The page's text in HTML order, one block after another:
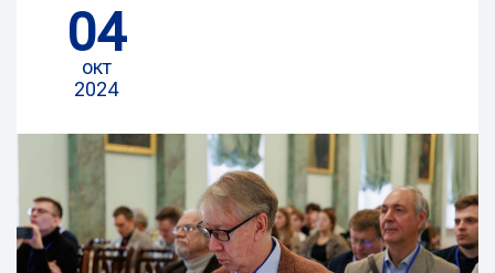
04
окт
2024